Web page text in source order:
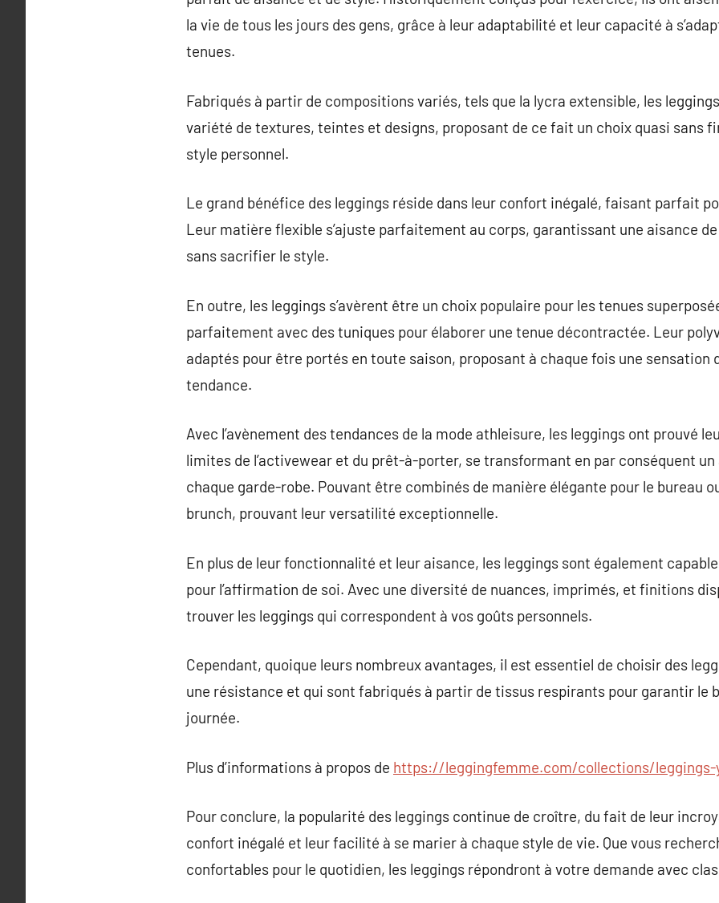
la vie de tous les jours des gens, grâce à leur adaptabilité et leur capacité à
tenues.
Fabriqués à partir de compositions variés, tels que la lycra extensible, les
variété de textures, teintes et designs, proposant de ce fait un choix quasi sans
style personnel.
Le grand bénéfice des leggings réside dans leur confort inégalé, faisant parfait
Leur matière flexible s’ajuste parfaitement au corps, garantissant une aisance
sans sacrifier le style.
En outre, les leggings s’avèrent être un choix populaire pour les tenues
parfaitement avec des tuniques pour élaborer une tenue décontractée. Leur
adaptés pour être portés en toute saison, proposant à chaque fois une sensation
tendance.
Avec l’avènement des tendances de la mode athleisure, les leggings ont prouvé
limites de l’activewear et du prêt-à-porter, se transformant en par conséquent
chaque garde-robe. Pouvant être combinés de manière élégante pour le bureau
brunch, prouvant leur versatilité exceptionnelle.
En plus de leur fonctionnalité et leur aisance, les leggings sont également
pour l’affirmation de soi. Avec une diversité de nuances, imprimés, et finitions
trouver les leggings qui correspondent à vos goûts personnels.
Cependant, quoique leurs nombreux avantages, il est essentiel de choisir des
une résistance et qui sont fabriqués à partir de tissus respirants pour garantir le
journée.
Plus d’informations à propos de https://leggingfemme.com/collections/leggings-
Pour conclure, la popularité des leggings continue de croître, du fait de leur
confort inégalé et leur facilité à se marier à chaque style de vie. Que vous
confortables pour le quotidien, les leggings répondront à votre demande avec